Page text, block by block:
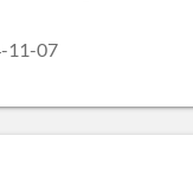
11-07